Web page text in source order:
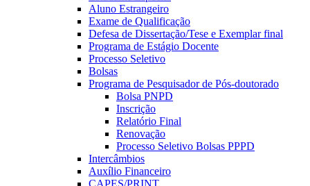
Aluno Estrangeiro
Exame de Qualificação
Defesa de Dissertação/Tese e Exemplar final
Programa de Estágio Docente
Processo Seletivo
Bolsas
Programa de Pesquisador de Pós-doutorado
Bolsa PNPD
Inscrição
Relatório Final
Renovação
Processo Seletivo Bolsas PPPD
Intercâmbios
Auxílio Financeiro
CAPES/PRINT